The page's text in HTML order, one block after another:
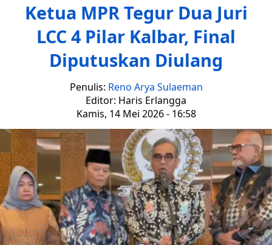
Ketua MPR Tegur Dua Juri
LCC 4 Pilar Kalbar, Final
Diputuskan Diulang
Penulis: Reno Arya Sulaeman
Editor: Haris Erlangga
Kamis, 14 Mei 2026 - 16:58